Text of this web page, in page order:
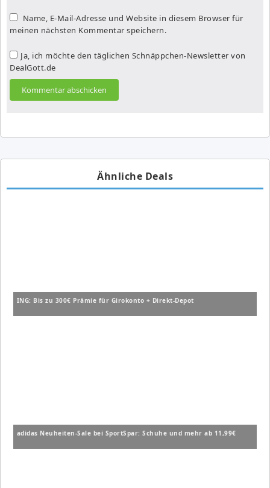
Name, E-Mail-Adresse und Website in diesem Browser für
meinen nächsten Kommentar speichern.
Ja, ich möchte den täglichen Schnäppchen-Newsletter von
DealGott.de
Ähnliche Deals
ING: Bis zu 300€ Prämie für Girokonto + Direkt-Depot
adidas Neuheiten-Sale bei SportSpar: Schuhe und mehr ab 11,99€